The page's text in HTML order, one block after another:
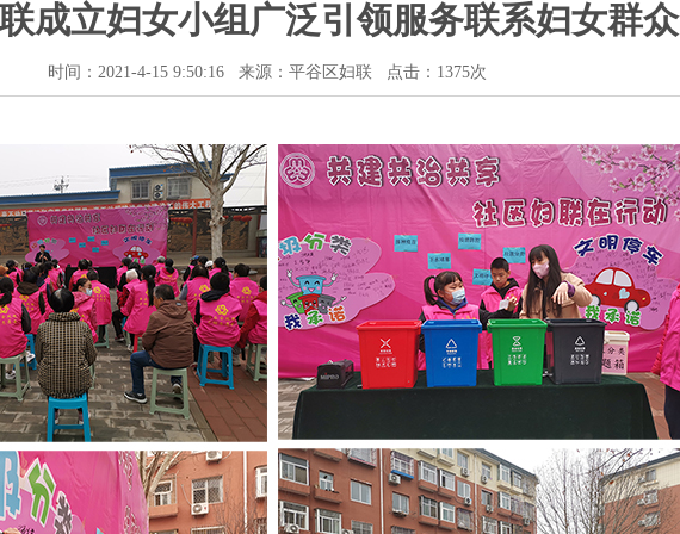
成立妇女小组广泛引领服务联系妇女群众
时间：2021-4-15 9:50:16 来源：平谷区妇联 点击： 1375次